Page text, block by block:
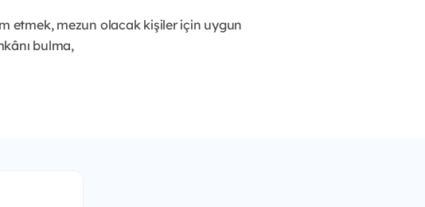
etmek, mezun olacak kişiler için uygun
bulma,